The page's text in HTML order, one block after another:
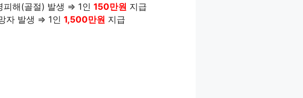
피해(골절) 발생 ⇒ 1인 150만원 지급
자 발생 ⇒ 1인 1,500만원 지급